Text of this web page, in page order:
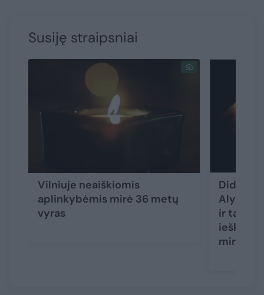
Susiję straipsniai
Vilniuje neaiškiomis
aplinkybėmis mirė 36 metų
vyras
Didžiulė
Alytaus
ir
ieškotas
miręs